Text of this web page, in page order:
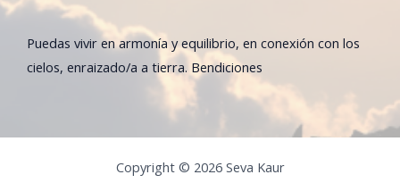
Puedas vivir en armonía y equilibrio, en conexión con los
cielos, enraizado/a a tierra. Bendiciones
Copyright © 2026 Seva Kaur